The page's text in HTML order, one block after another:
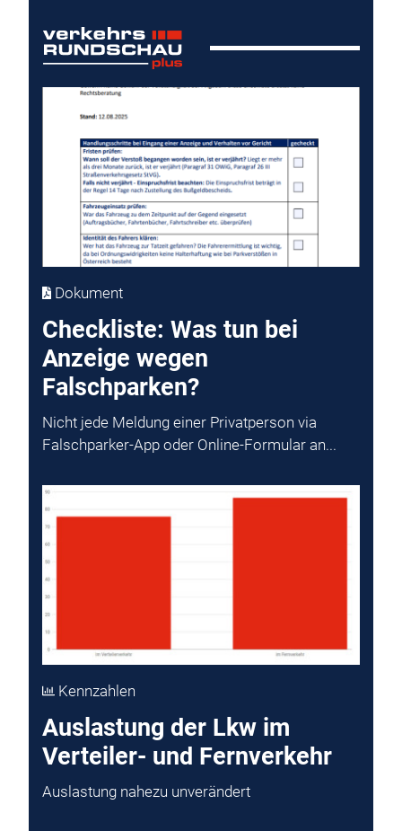
Dokument
Checkliste: Was tun bei
Anzeige wegen
Falschparken?
Nicht jede Meldung einer Privatperson via
Falschparker-App oder Online-Formular an...
Kennzahlen
Auslastung der Lkw im
Verteiler- und Fernverkehr
Auslastung nahezu unverändert